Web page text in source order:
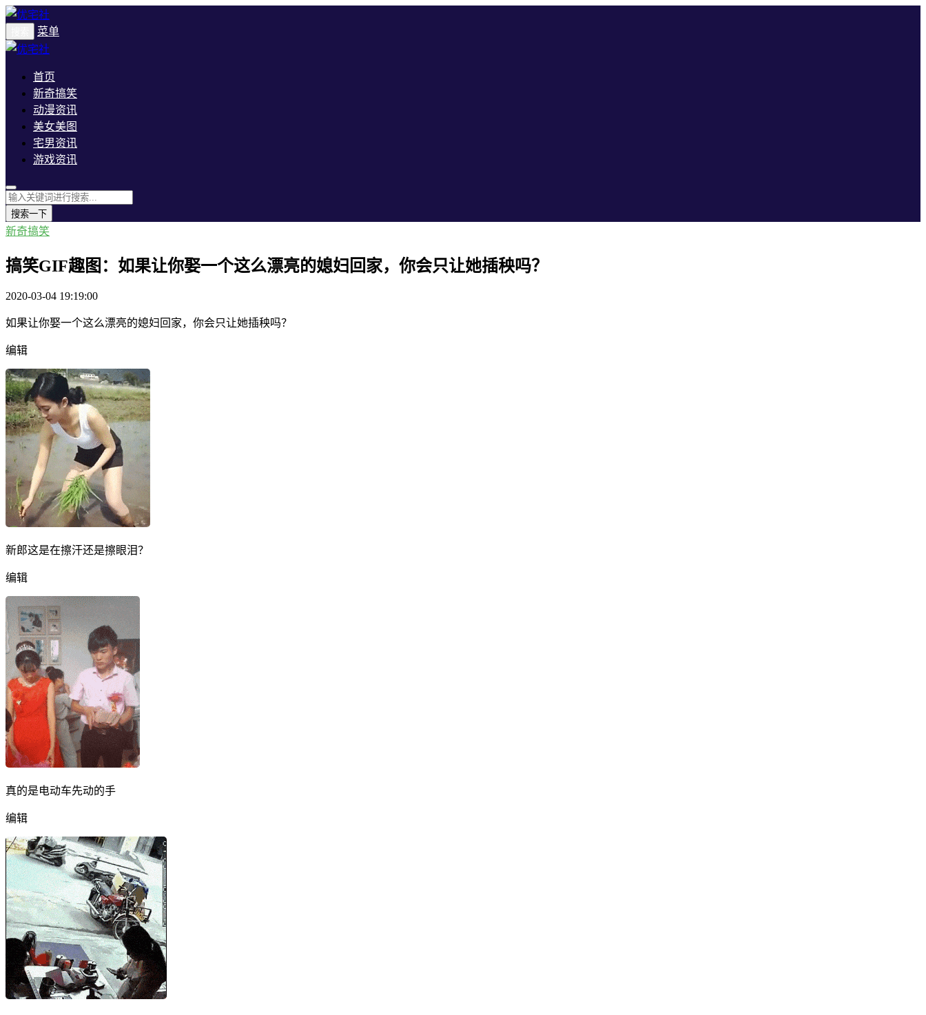
菜单
首页
新奇搞笑
动漫资讯
美女美图
宅男资讯
游戏资讯
搜索一下
新奇搞笑
搞笑GIF趣图：如果让你娶一个这么漂亮的媳妇回家，你会只让她插秧吗？
2020-03-04 19:19:00
如果让你娶一个这么漂亮的媳妇回家，你会只让她插秧吗？
编辑
新郎这是在擦汗还是擦眼泪？
编辑
真的是电动车先动的手
编辑